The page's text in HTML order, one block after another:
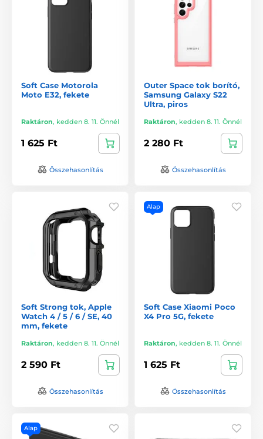
Soft Case Motorola
Moto E32, fekete
Raktáron, kedden 8. 11. Önnél
1 625 Ft
Összehasonlítás
Outer Space tok borító,
Samsung Galaxy S22
Ultra, piros
Raktáron, kedden 8. 11. Önnél
2 280 Ft
Összehasonlítás
Soft Strong tok, Apple
Watch 4 / 5 / 6 / SE, 40
mm, fekete
Raktáron, kedden 8. 11. Önnél
2 590 Ft
Összehasonlítás
Alap
Soft Case Xiaomi Poco
X4 Pro 5G, fekete
Raktáron, kedden 8. 11. Önnél
1 625 Ft
Összehasonlítás
Alap